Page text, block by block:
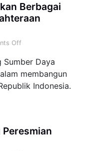
Berbagai
Off
Sumber Daya
membangun
Indonesia.